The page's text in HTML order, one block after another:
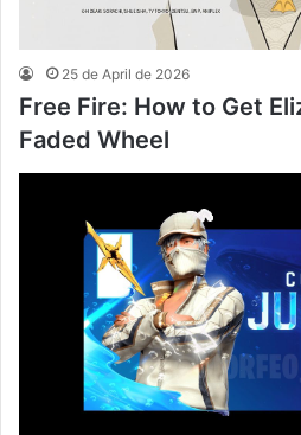
25 de April de 2026
Free Fire: How to Get
Faded Wheel